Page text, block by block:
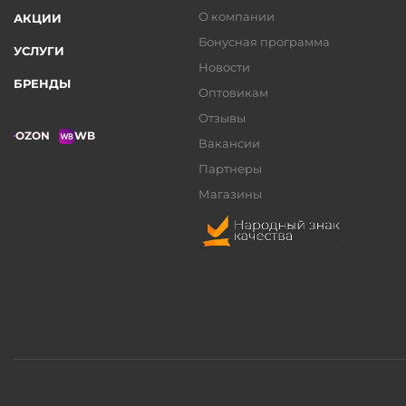
АКЦИИ
УСЛУГИ
БРЕНДЫ
OZON WB
О компании
Бонусная программа
Новости
Оптовикам
Отзывы
Вакансии
Партнеры
Магазины